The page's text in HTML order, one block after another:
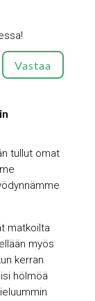
Vastaa
tullut omat
matkoilta
myös
kerran
hölmöä